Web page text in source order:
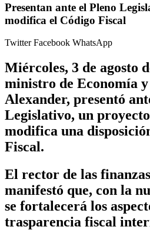
Presentan ante el Pleno
modifica el Código Fiscal
TwitterFacebook WhatsApp
Miércoles, 3 de agosto
ministro de Economía
Alexander, presentó
Legislativo, un
modifica una
Fiscal.
El rector de las
manifestó que, con la
se fortalecerá los
trasparencia fiscal